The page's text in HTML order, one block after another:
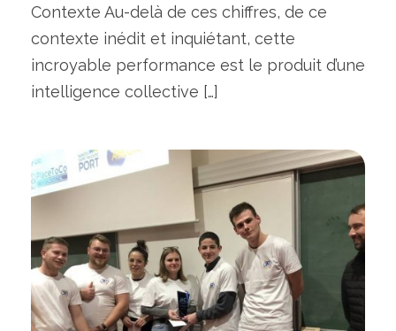
Contexte Au-delà de ces chiffres, de ce
contexte inédit et inquiétant, cette
incroyable performance est le produit d’une
intelligence collective […]